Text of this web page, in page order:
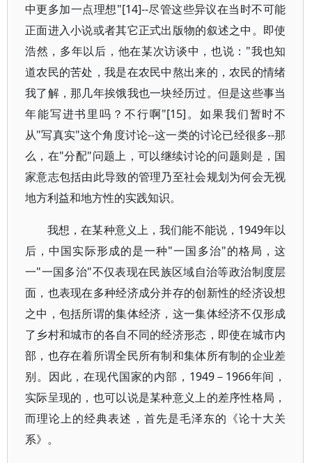
中更多加一点理想"[14]--尽管这些异议在当时不可能
正面进入小说或者其它正式出版物的叙述之中。即使
浩然，多年以后，他在某次访谈中，也说："我也知
道农民的苦处，我是在农民中熬出来的，农民的情绪
我了解，那几年挨饿我也一块经历过。但是这些事当
年能写进书里吗？不行啊"[15]。如果我们暂时不
从"写真实"这个角度讨论--这一类的讨论已经很多--那
么，在"分配"问题上，可以继续讨论的问题则是，国
家意志包括由此导致的管理乃至社会规划为何会无视
地方利益和地方性的实践知识。
我想，在某种意义上，我们能不能说，1949年以
后，中国实际形成的是一种"一国多治"的格局，这
一"一国多治"不仅表现在民族区域自治等政治制度层
面，也表现在多种经济成分并存的创新性的经济设想
之中，包括所谓的集体经济，这一集体经济不仅形成
了乡村和城市的各自不同的经济形态，即使在城市内
部，也存在着所谓全民所有制和集体所有制的企业差
别。因此，在现代国家的内部，1949－1966年间，
实际呈现的，也可以说是某种意义上的差序性格局，
而理论上的经典表述，首先是毛泽东的《论十大关
系》。